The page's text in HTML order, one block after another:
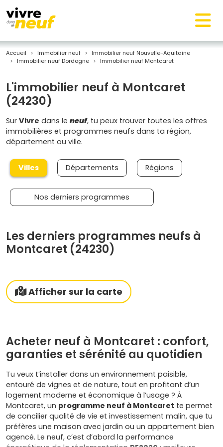
Accueil Immobilier neuf
Immobilier neuf Nouvelle-Aquitaine
Immobilier neuf Dordogne
Immobilier neuf Montcaret
L'immobilier neuf à Montcaret
(24230)
Sur Vivre dans le neuf, tu peux trouver toutes les offres
immobilières et programmes neufs dans ta région,
département ou ville.
Villes Départements Régions
Nos derniers programmes
Les derniers programmes neufs à
Montcaret (24230)
Afficher sur la carte
Acheter neuf à Montcaret : confort,
garanties et sérénité au quotidien
Tu veux t’installer dans un environnement paisible,
entouré de vignes et de nature, tout en profitant d’un
logement moderne et économique à l’usage ? À
Montcaret, un programme neuf à Montcaret te permet
de concilier qualité de vie et investissement malin, que tu
préfères une maison avec jardin ou un appartement bien
agencé. Le neuf, c’est d’abord la performance